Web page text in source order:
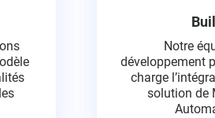
Notre
développement
charge
solution de